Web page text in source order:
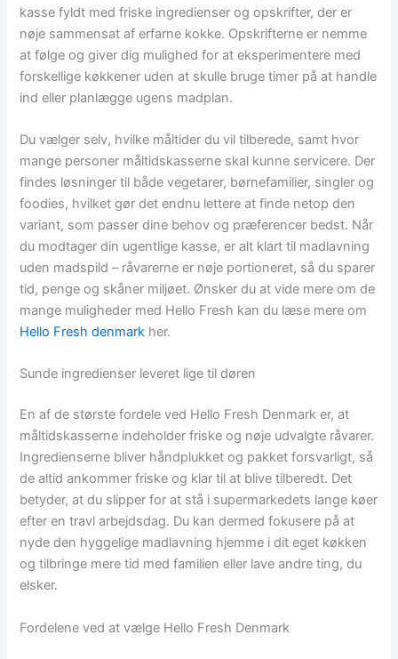
kasse fyldt med friske ingredienser og opskrifter, der er
nøje sammensat af erfarne kokke. Opskrifterne er nemme
at følge og giver dig mulighed for at eksperimentere med
forskellige køkkener uden at skulle bruge timer på at handle
ind eller planlægge ugens madplan.
Du vælger selv, hvilke måltider du vil tilberede, samt hvor
mange personer måltidskasserne skal kunne servicere. Der
findes løsninger til både vegetarer, børnefamilier, singler og
foodies, hvilket gør det endnu lettere at finde netop den
variant, som passer dine behov og præferencer bedst. Når
du modtager din ugentlige kasse, er alt klart til madlavning
uden madspild – råvarerne er nøje portioneret, så du sparer
tid, penge og skåner miljøet. Ønsker du at vide mere om de
mange muligheder med Hello Fresh kan du læse mere om
Hello Fresh denmark her.
Sunde ingredienser leveret lige til døren
En af de største fordele ved Hello Fresh Denmark er, at
måltidskasserne indeholder friske og nøje udvalgte råvarer.
Ingredienserne bliver håndplukket og pakket forsvarligt, så
de altid ankommer friske og klar til at blive tilberedt. Det
betyder, at du slipper for at stå i supermarkedets lange køer
efter en travl arbejdsdag. Du kan dermed fokusere på at
nyde den hyggelige madlavning hjemme i dit eget køkken
og tilbringe mere tid med familien eller lave andre ting, du
elsker.
Fordelene ved at vælge Hello Fresh Denmark